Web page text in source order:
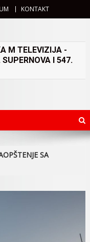
KONTAKT
M TELEVIZIJA -
I 547.
SA